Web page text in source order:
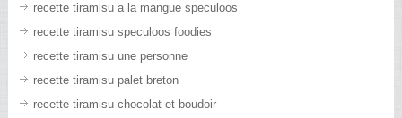
recette tiramisu a la mangue speculoos
recette tiramisu speculoos foodies
recette tiramisu une personne
recette tiramisu palet breton
recette tiramisu chocolat et boudoir